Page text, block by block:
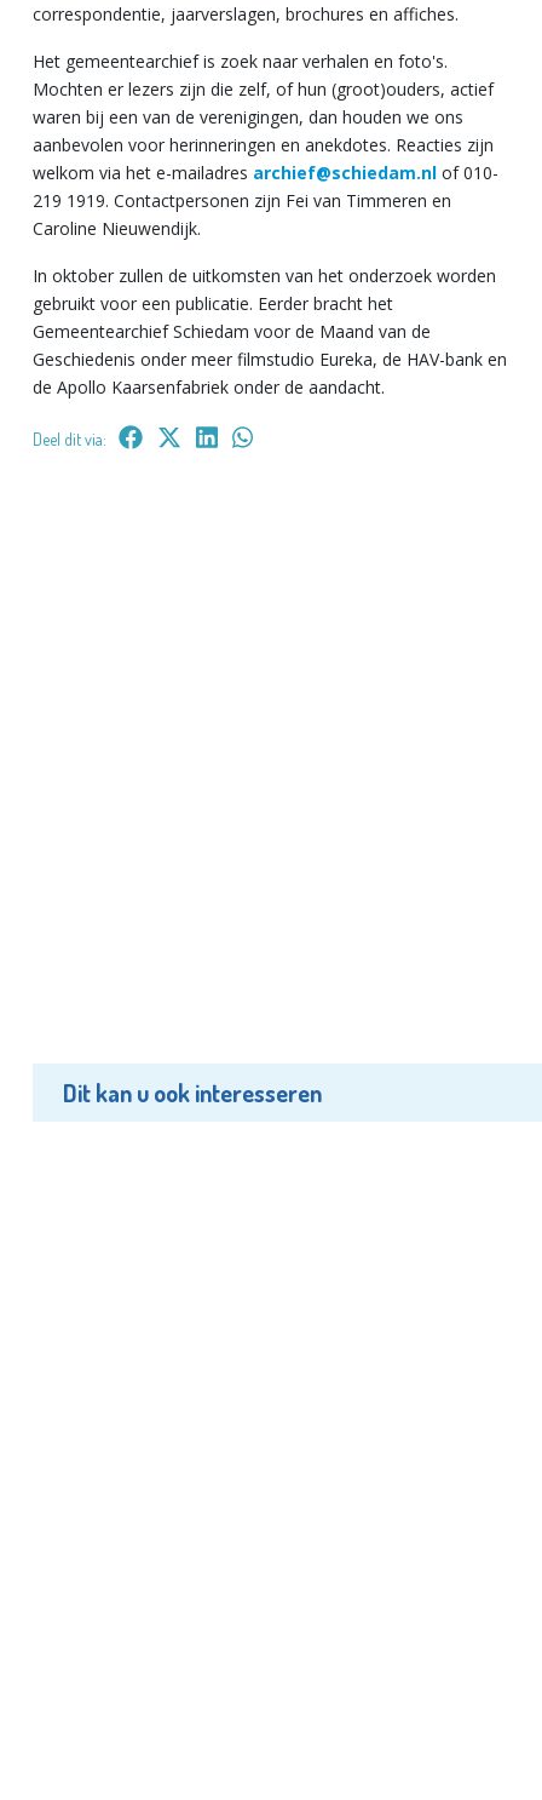
correspondentie, jaarverslagen, brochures en affiches.
Het gemeentearchief is zoek naar verhalen en foto's.
Mochten er lezers zijn die zelf, of hun (groot)ouders, actief
waren bij een van de verenigingen, dan houden we ons
aanbevolen voor herinneringen en anekdotes. Reacties zijn
welkom via het e-mailadres archief@schiedam.nl of 010-
219 1919. Contactpersonen zijn Fei van Timmeren en
Caroline Nieuwendijk.
In oktober zullen de uitkomsten van het onderzoek worden
gebruikt voor een publicatie. Eerder bracht het
Gemeentearchief Schiedam voor de Maand van de
Geschiedenis onder meer filmstudio Eureka, de HAV-bank en
de Apollo Kaarsenfabriek onder de aandacht.
Deel dit via:
Dit kan u ook interesseren